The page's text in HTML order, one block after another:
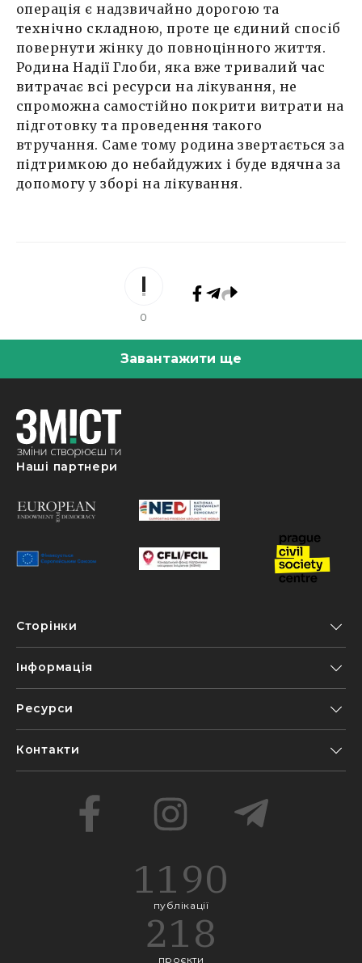
операція є надзвичайно дорогою та
технічно складною, проте це єдиний спосіб
повернути жінку до повноцінного життя.
Родина Надії Глоби, яка вже тривалий час
витрачає всі ресурси на лікування, не
спроможна самостійно покрити витрати на
підготовку та проведення такого
втручання. Саме тому родина звертається за
підтримкою до небайдужих і буде вдячна за
допомогу у зборі на лікування.
0
Завантажити ще
Наші партнери
Сторінки
Інформація
Ресурси
Контакти
1190
публікації
218
проєкти